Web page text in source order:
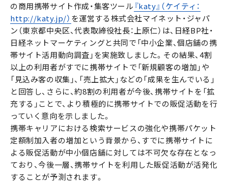
の商用携帯サイト作成・集客ツール 『katy』（ケイティ：
http://katy.jp/） を運営する株式会社マイネット・ジャパ
ン（東京都中央区、代表取締役社長：上原仁）は、日経BP社・
日経ネットマーケティングと共同で「中小企業、個店舗の携
帯サイト活用動向調査」を実施致しました。その結果、4割
以上の利用者がすでに携帯サイトで「新規顧客の増加」や
「見込み客の収集」、「売上拡大」などの「成果を生んでいる」
と回答し、さらに、約8割の利用者が今後、携帯サイトを「拡
充する」ことで、より積極的に携帯サイトでの販促活動を行
っていく意向を示しました。
携帯キャリアにおける検索サービスの強化や携帯パケット
定額制加入者の増加という背景から、すでに携帯サイトに
よる販促活動が中小個店舗に対しては不可欠な存在となっ
ており、今後一層、携帯サイトを利用した販促活動が活発化
することが予測されます。